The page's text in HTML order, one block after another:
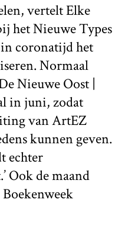
vertelt Elke
het Nieuwe Types
coronatijd het
Normaal
Nieuwe Oost |
in juni, zodat
van ArtEZ
kunnen geven.
echter
Ook de maand